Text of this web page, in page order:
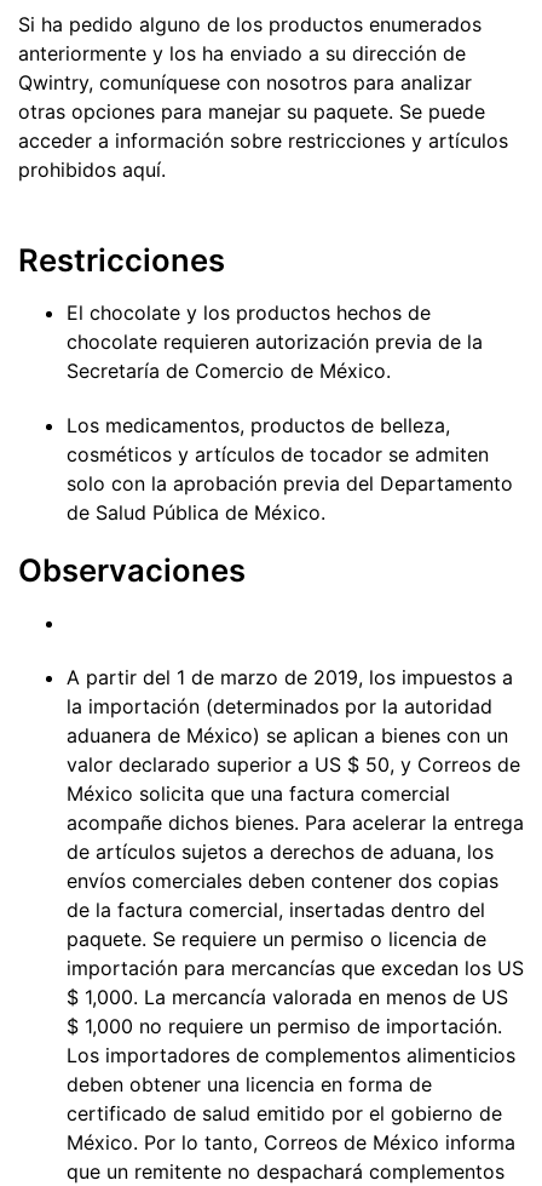
Si ha pedido alguno de los productos enumerados
anteriormente y los ha enviado a su dirección de
Qwintry, comuníquese con nosotros para analizar
otras opciones para manejar su paquete. Se puede
acceder a información sobre restricciones y artículos
prohibidos aquí.
Restricciones
El chocolate y los productos hechos de
chocolate requieren autorización previa de la
Secretaría de Comercio de México.
Los medicamentos, productos de belleza,
cosméticos y artículos de tocador se admiten
solo con la aprobación previa del Departamento
de Salud Pública de México.
Observaciones
A partir del 1 de marzo de 2019, los impuestos a
la importación (determinados por la autoridad
aduanera de México) se aplican a bienes con un
valor declarado superior a US $ 50, y Correos de
México solicita que una factura comercial
acompañe dichos bienes. Para acelerar la entrega
de artículos sujetos a derechos de aduana, los
envíos comerciales deben contener dos copias
de la factura comercial, insertadas dentro del
paquete. Se requiere un permiso o licencia de
importación para mercancías que excedan los US
$ 1,000. La mercancía valorada en menos de US
$ 1,000 no requiere un permiso de importación.
Los importadores de complementos alimenticios
deben obtener una licencia en forma de
certificado de salud emitido por el gobierno de
México. Por lo tanto, Correos de México informa
que un remitente no despachará complementos